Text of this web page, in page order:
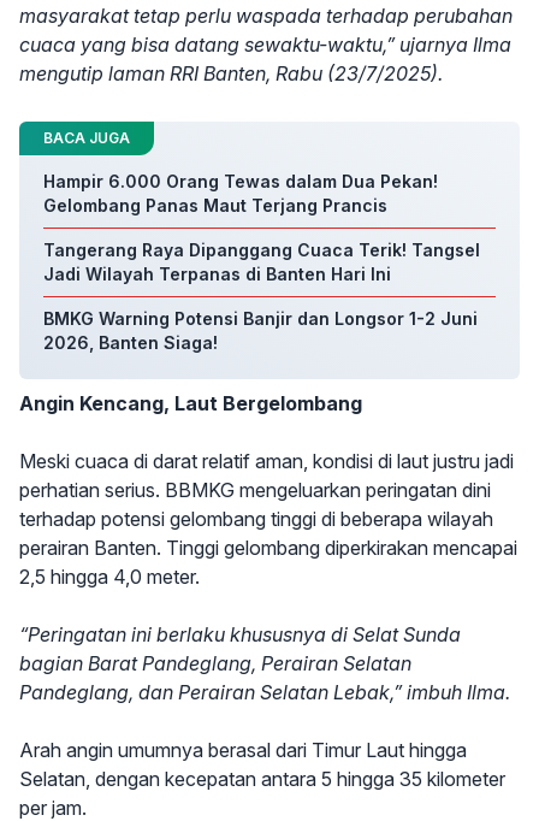
masyarakat tetap perlu waspada terhadap perubahan
cuaca yang bisa datang sewaktu-waktu,” ujarnya Ilma
mengutip laman RRI Banten, Rabu (23/7/2025).
BACA JUGA
Hampir 6.000 Orang Tewas dalam Dua Pekan!
Gelombang Panas Maut Terjang Prancis
Tangerang Raya Dipanggang Cuaca Terik! Tangsel
Jadi Wilayah Terpanas di Banten Hari Ini
BMKG Warning Potensi Banjir dan Longsor 1-2 Juni
2026, Banten Siaga!
Angin Kencang, Laut Bergelombang
Meski cuaca di darat relatif aman, kondisi di laut justru jadi
perhatian serius. BBMKG mengeluarkan peringatan dini
terhadap potensi gelombang tinggi di beberapa wilayah
perairan Banten. Tinggi gelombang diperkirakan mencapai
2,5 hingga 4,0 meter.
“Peringatan ini berlaku khususnya di Selat Sunda
bagian Barat Pandeglang, Perairan Selatan
Pandeglang, dan Perairan Selatan Lebak,” imbuh Ilma.
Arah angin umumnya berasal dari Timur Laut hingga
Selatan, dengan kecepatan antara 5 hingga 35 kilometer
per jam.